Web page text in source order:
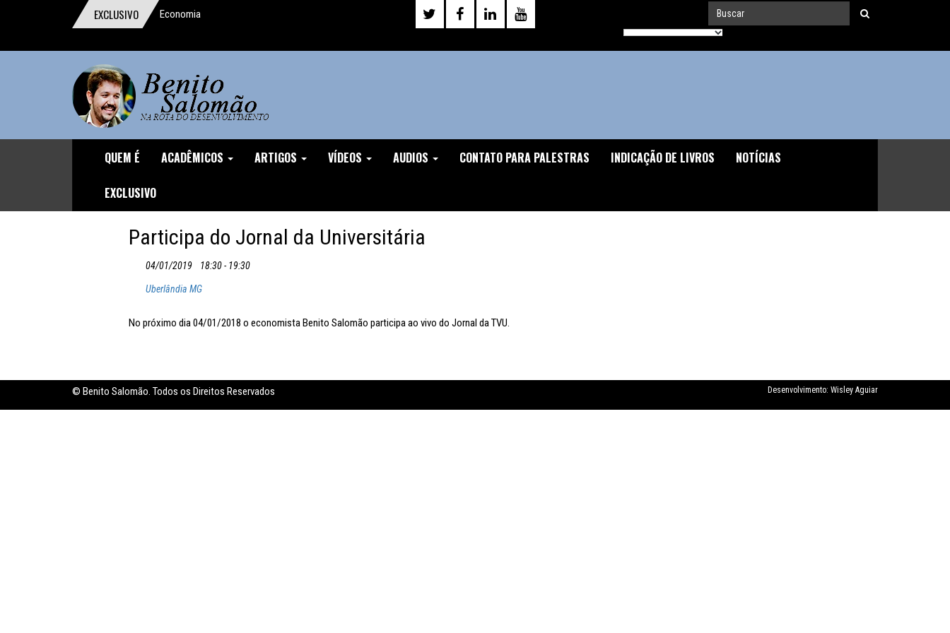
EXCLUSIVO Economia
Um digno, junto a indignos
A importância da reforma trabalhista
O homem que pensou o Brasil
A mentira da CLT
04/12/16
O Demônio Malthusiano
Nuances do Ajuste
O inviável Imposto sobre Fortunas
Inflação no dobro da meta
QUEM É ACADÊMICOS ARTIGOS VÍDEOS AUDIOS CONTATO PARA PALESTRAS INDICAÇÃO DE LIVROS NOTÍCIAS
EXCLUSIVO
Participa do Jornal da Universitária
04/01/2019 18:30 - 19:30
Uberlândia MG
No próximo dia 04/01/2018 o economista Benito Salomão participa ao vivo do Jornal da TVU.
© Benito Salomão. Todos os Direitos Reservados Desenvolvimento: Wisley Aguiar